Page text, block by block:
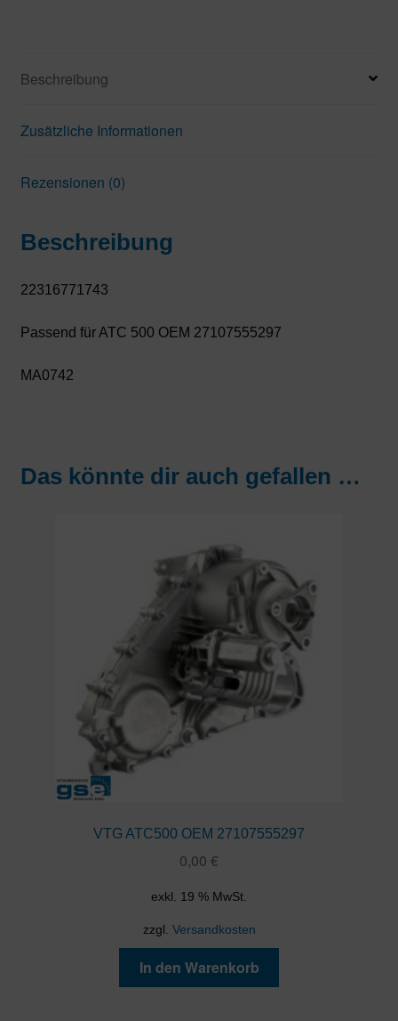
Beschreibung
Zusätzliche Informationen
Rezensionen (0)
Beschreibung
22316771743
Passend für ATC 500 OEM 27107555297
MA0742
Das könnte dir auch gefallen …
VTG ATC500 OEM 27107555297
0,00 €
exkl. 19 % MwSt.
zzgl. Versandkosten
In den Warenkorb